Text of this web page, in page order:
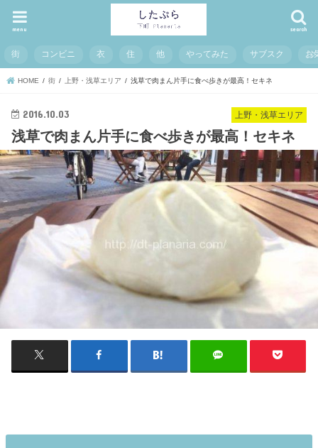
search
menu
街 コンビニ 衣 住 他 やってみた サブスク お
HOME 街 上野・浅草エリア 浅草で肉まん片手に食べ歩きが最高！セキネ
上野・浅草エリア
2016.10.03
浅草で肉まん片手に食べ歩きが最高！セキネ